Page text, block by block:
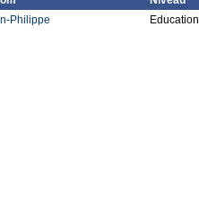
Philippe Education